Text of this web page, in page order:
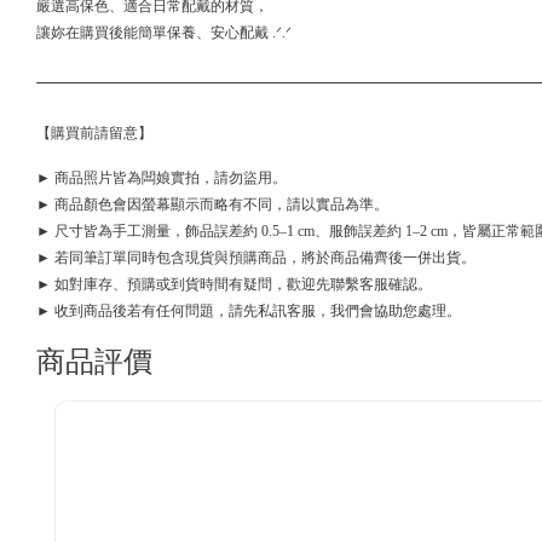
嚴選高保色、適合日常配戴的材質，
讓妳在購買後能簡單保養、安心配戴 .ᐟ.ᐟ
【購買前請留意】
► 商品照片皆為闆娘實拍，請勿盜用。
► 商品顏色會因螢幕顯示而略有不同，請以實品為準。
► 尺寸皆為手工測量，飾品誤差約 0.5–1 cm、服飾誤差約 1–2 cm，皆屬正常範
► 若同筆訂單同時包含現貨與預購商品，將於商品備齊後一併出貨。
► 如對庫存、預購或到貨時間有疑問，歡迎先聯繫客服確認。
► 收到商品後若有任何問題，請先私訊客服，我們會協助您處理。
商品評價